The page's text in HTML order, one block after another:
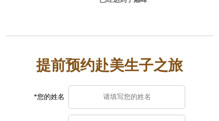
提前预约赴美生子之旅
*您的姓名